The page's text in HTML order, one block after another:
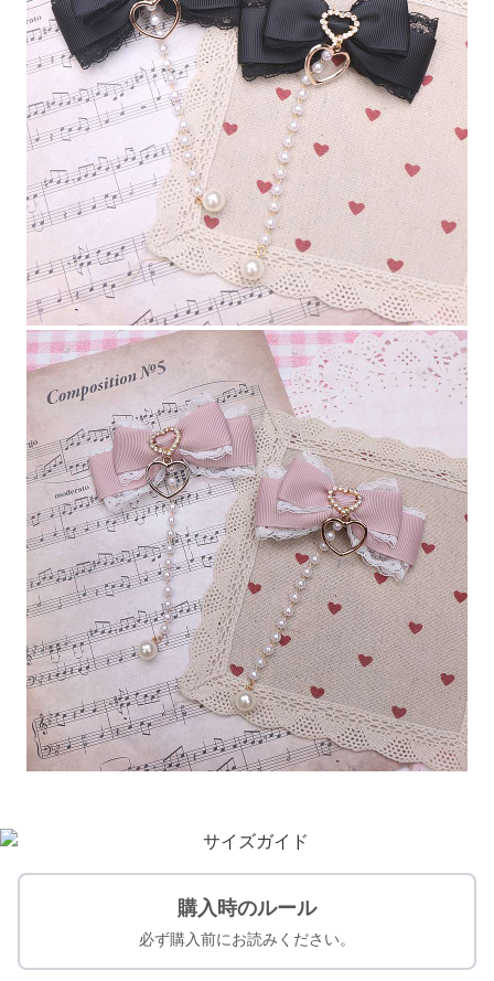
購入時のルール
必ず購入前にお読みください。